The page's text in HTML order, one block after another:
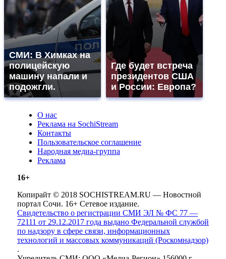
СМИ: В Химках на
полицейскую
машину напали и
подожгли.
Где будет встреча
президентов США
и России: Европа?
О нас
Реклама на SochiStream
Контакты
Пользовательское соглашение
Народная медиа-группа
Реклама
16+
Копирайт © 2018 SOCHISTREAM.RU — Новостной
портал Сочи. 16+ Сетевое издание.
Свидетельство о регистрации СМИ ЭЛ № ФС 77 —
72111 от 29.12.2017 года выдано Федеральной службой
по надзору в сфере связи, информационных
технологий и массовых коммуникаций (Роскомнадзор)
.